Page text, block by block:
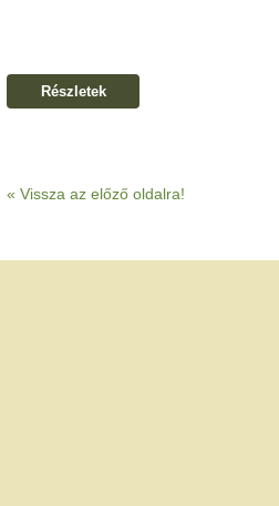
Részletek
« Vissza az előző oldalra!